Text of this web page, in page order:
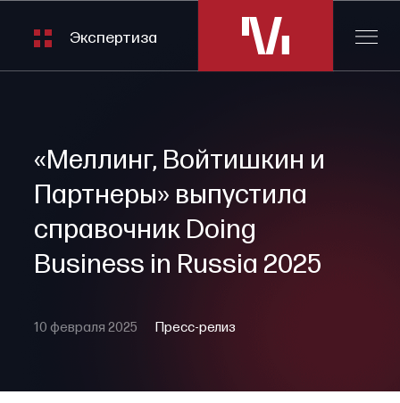
Экспертиза
«Меллинг, Войтишкин и
Партнеры» выпустила
справочник Doing
Business in Russia 2025
10 февраля 2025 Пресс-релиз